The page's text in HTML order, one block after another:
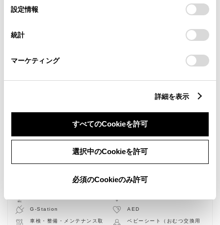
デバイスにすべてのCookie(クッキー)が保存されることに同
意したことになります。Cookie(クッキー)のオプトアウト、
設定の変更、同意を撤回したりするにあたっては、当社の
「Cookie（クッキー）情報の取り扱いについて
」をご覧くだ
設定情報
統計
マーケティング
詳細を表示
すべてのCookieを許可
選択中のCookieを許可
必須のCookieのみ許可
G-Station AED
車検・整備・メンテナンス取
ベビーシート（おむつ交換用